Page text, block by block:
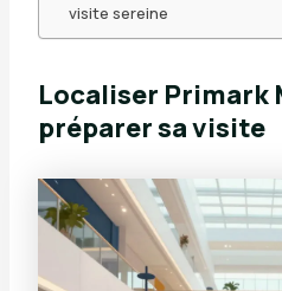
visite sereine
Localiser
préparer sa visite